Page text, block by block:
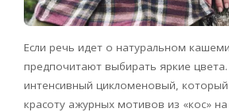
Если речь идет о натуральном
предпочитают выбирать яркие цвета.
интенсивный цикломеновый,
красоту ажурных мотивов из «кос»